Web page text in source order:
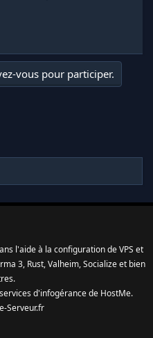
vous pour participer.
l'aide à la configuration de VPS et
3, Rust, Valheim, Socialize et bien
d'infogérancede HostMe.
Serveur.fr